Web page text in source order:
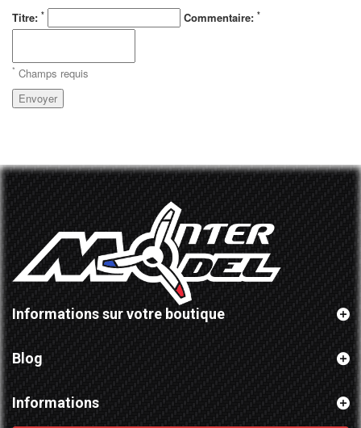
Titre: * Commentaire: *
* Champs requis
Envoyer
Informations sur votre boutique
Blog
Informations